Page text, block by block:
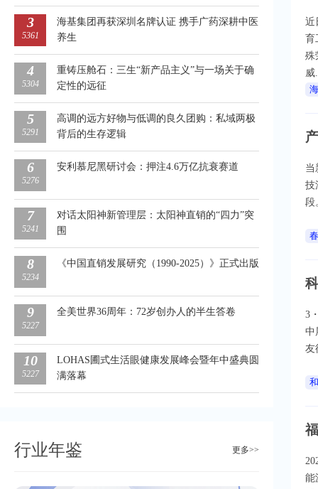
3
5361
海基集团再获深圳名牌认证 携手广药深耕中医
养生
4
5304
重铸压舱石：三生“新产品主义”与一场关于确
定性的远征
5
5291
高调的远方好物与低调的良久团购：私域两极
背后的生存逻辑
6
5276
安利慕尼黑研讨会：押注4.6万亿抗衰赛道
7
5241
对话太阳神新管理层：太阳神直销的“四力”突
围
8
5234
《中国直销发展研究（1990-2025）》正式出版
9
5227
全美世界36周年：72岁创办人的半生答卷
10
5227
LOHAS圃式生活眼健康发展峰会暨年中盛典圆
满落幕
行业年鉴 更多>>
近
育
殊
威
当
技
段
3
中
友
能